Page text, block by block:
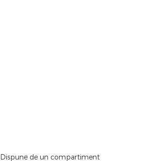
Dispune de un compartiment